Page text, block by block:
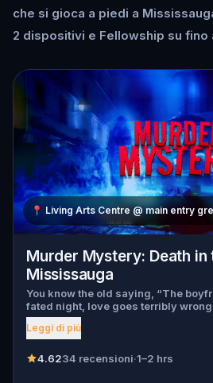
che si gioca a piedi a
2 dispositivi e Fellowship su fino
📍 Living Arts Centre @ main entry
Murder Mystery: Death in
Mississauga
You know the old saying, “The
fated night, love goes terribly
and Walter Bridges . Bella, a
found dead during a ghost tour led
Walter, the obsessed boyfriend?
Leggi di più
4.6234 recensioni·1–2 hrs